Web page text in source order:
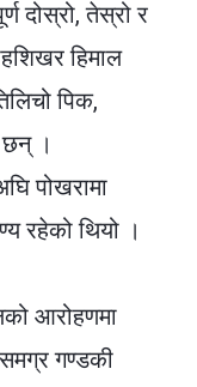
दोस्रो, तेस्रो र
हिमाल
पिक,
छन् ।
पोखरामा
रहेको थियो ।
आरोहणमा
गण्डकी